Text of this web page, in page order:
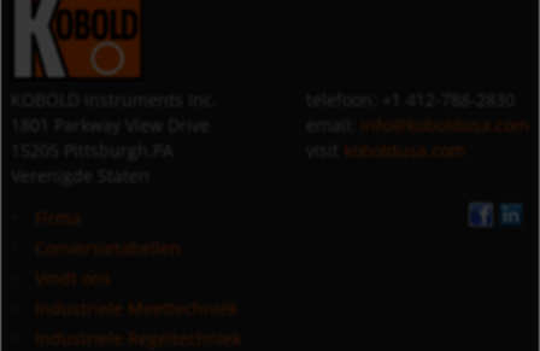
info@koboldusa.com
koboldusa.com
Firma
Conversietabellen
Vindt ons
Industriele Meettechniek
Industriele Regeltechniek